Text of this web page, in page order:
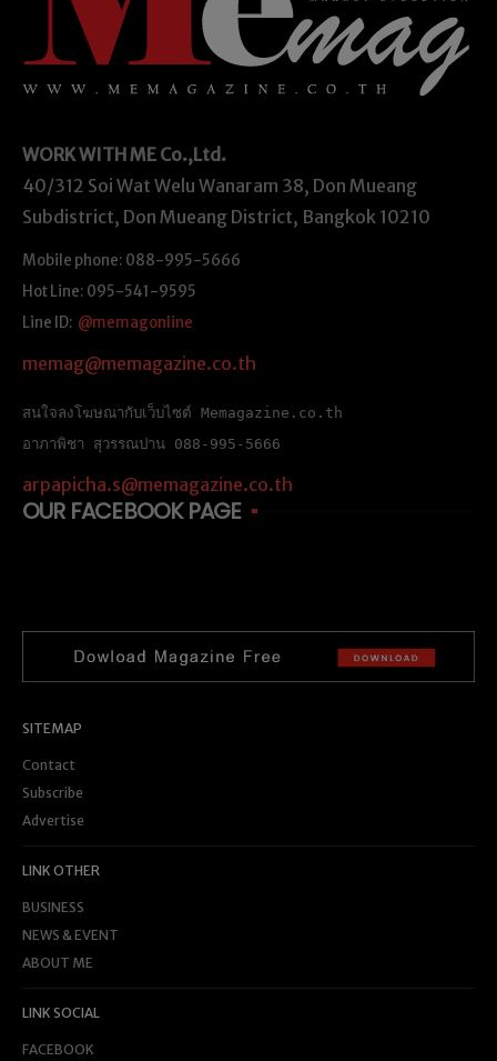
WORK WITH ME Co.,Ltd.
40/312 Soi Wat Welu Wanaram 38, Don Mueang
Subdistrict, Don Mueang District, Bangkok 10210
Mobile phone: 088-995-5666
Hot Line: 095-541-9595
Line ID: @memagonline
memag@memagazine.co.th
สนใจลงโฆษณากับเว็บไซต์ Memagazine.co.th
อาภาพิชา สุวรรณปาน 088-995-5666
arpapicha.s@memagazine.co.th
OUR FACEBOOK PAGE
SITEMAP
Contact
Subscribe
Advertise
LINK OTHER
BUSINESS
NEWS & EVENT
ABOUT ME
LINK SOCIAL
FACEBOOK